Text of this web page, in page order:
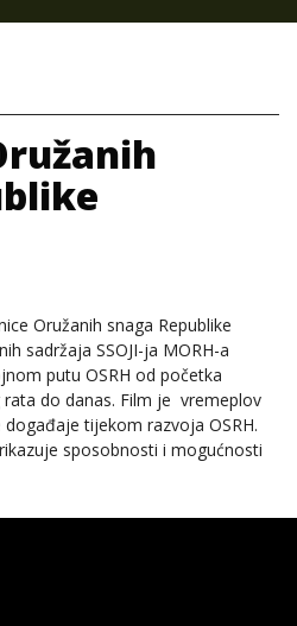
Oružanih snaga Republike
sadržaja SSOJI-ja MORH-a
putu OSRH od početka
do danas. Film je vremeplov
tijekom razvoja OSRH.
sposobnosti i mogućnosti